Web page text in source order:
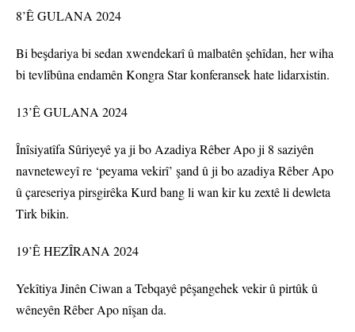
8’Ê GULANA 2024
Bi beşdariya bi sedan xwendekarî û malbatên şehîdan, her wiha
bi tevlîbûna endamên Kongra Star konferansek hate lidarxistin.
13’Ê GULANA 2024
Înîsiyatîfa Sûriyeyê ya ji bo Azadiya Rêber Apo ji 8 saziyên
navneteweyî re ‘peyama vekirî’ şand û ji bo azadiya Rêber Apo
û çareseriya pirsgirêka Kurd bang li wan kir ku zextê li dewleta
Tirk bikin.
19’Ê HEZÎRANA 2024
Yekîtiya Jinên Ciwan a Tebqayê pêşangehek vekir û pirtûk û
wêneyên Rêber Apo nîşan da.